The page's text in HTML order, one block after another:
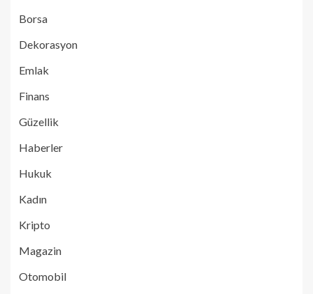
Borsa
Dekorasyon
Emlak
Finans
Güzellik
Haberler
Hukuk
Kadın
Kripto
Magazin
Otomobil